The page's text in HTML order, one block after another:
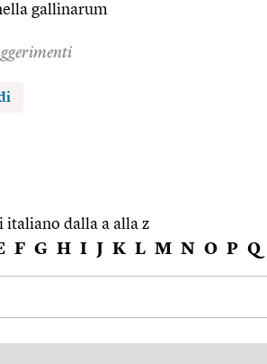
gallinarum
italiano dalla a alla z
F G H I J K L M N O P Q